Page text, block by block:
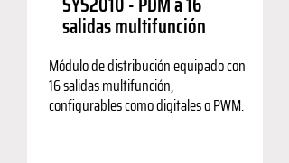
salidas multifunción
Módulo de distribución equipado con
16 salidas multifunción,
configurables como digitales o PWM.